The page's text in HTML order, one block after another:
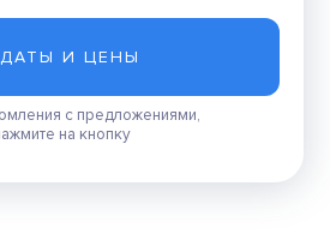
ДАТЫ И ЦЕНЫ
с предложениями,
на кнопку